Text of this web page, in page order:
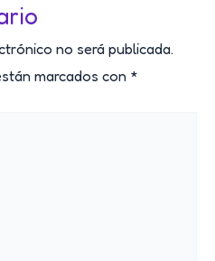
no será publicada.
marcados con *